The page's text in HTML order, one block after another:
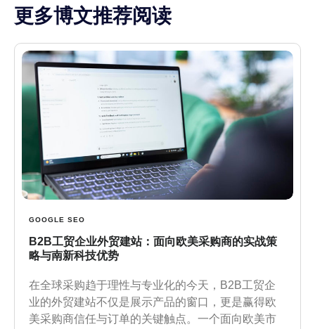
更多博文推荐阅读
GOOGLE SEO
B2B工贸企业外贸建站：面向欧美采购商的实战策
略与南新科技优势
在全球采购趋于理性与专业化的今天，B2B工贸企
业的外贸建站不仅是展示产品的窗口，更是赢得欧
美采购商信任与订单的关键触点。一个面向欧美市